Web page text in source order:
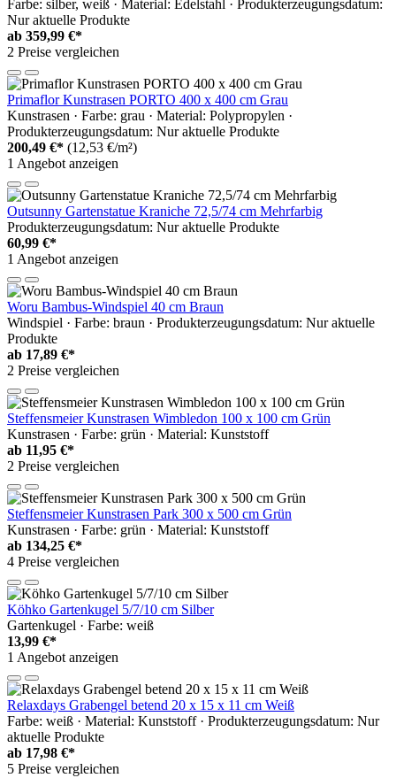
Farbe: silber, weiß · Material: Edelstahl · Produkterzeugungsdatum:
Nur aktuelle Produkte
ab 359,99 €*
2 Preise vergleichen
Primaflor Kunstrasen PORTO 400 x 400 cm Grau
Kunstrasen · Farbe: grau · Material: Polypropylen ·
Produkterzeugungsdatum: Nur aktuelle Produkte
200,49 €* (12,53 €/m²)
1 Angebot anzeigen
Outsunny Gartenstatue Kraniche 72,5/74 cm Mehrfarbig
Produkterzeugungsdatum: Nur aktuelle Produkte
60,99 €*
1 Angebot anzeigen
Woru Bambus-Windspiel 40 cm Braun
Windspiel · Farbe: braun · Produkterzeugungsdatum: Nur aktuelle
Produkte
ab 17,89 €*
2 Preise vergleichen
Steffensmeier Kunstrasen Wimbledon 100 x 100 cm Grün
Kunstrasen · Farbe: grün · Material: Kunststoff
ab 11,95 €*
2 Preise vergleichen
Steffensmeier Kunstrasen Park 300 x 500 cm Grün
Kunstrasen · Farbe: grün · Material: Kunststoff
ab 134,25 €*
4 Preise vergleichen
Köhko Gartenkugel 5/7/10 cm Silber
Gartenkugel · Farbe: weiß
13,99 €*
1 Angebot anzeigen
Relaxdays Grabengel betend 20 x 15 x 11 cm Weiß
Farbe: weiß · Material: Kunststoff · Produkterzeugungsdatum: Nur
aktuelle Produkte
ab 17,98 €*
5 Preise vergleichen